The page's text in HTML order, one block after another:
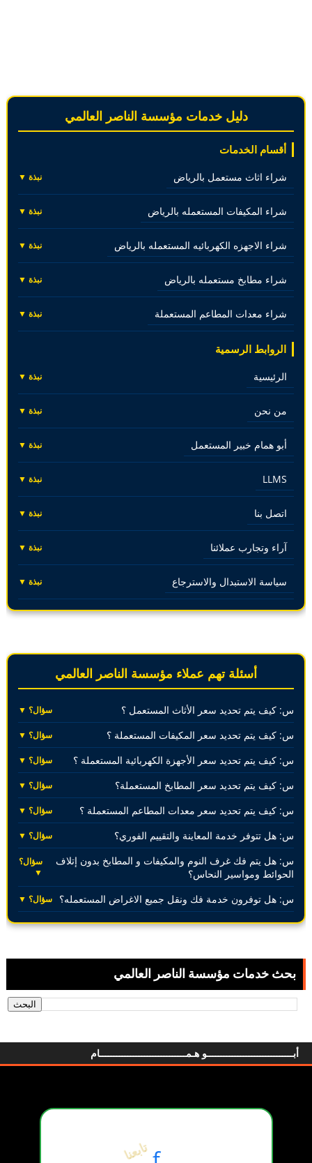
دليل خدمات مؤسسة الناصر العالمي
أقسام الخدمات
شراء اثاث مستعمل بالرياض نبذة ▼
شراء المكيفات المستعمله بالرياض نبذة ▼
شراء الاجهزه الكهربائيه المستعمله بالرياض نبذة ▼
شراء مطابخ مستعمله بالرياض نبذة ▼
شراء معدات المطاعم المستعملة نبذة ▼
الروابط الرسمية
الرئيسية نبذة ▼
من نحن نبذة ▼
أبو همام خبير المستعمل نبذة ▼
LLMS نبذة ▼
اتصل بنا نبذة ▼
آراء وتجارب عملائنا نبذة ▼
سياسة الاستبدال والاسترجاع نبذة ▼
أسئلة تهم عملاء مؤسسة الناصر العالمي
س: كيف يتم تحديد سعر الأثاث المستعمل ؟ سؤال؟ ▼
س: كيف يتم تحديد سعر المكيفات المستعملة ؟ سؤال؟ ▼
س: كيف يتم تحديد سعر الأجهزة الكهربائية المستعملة ؟ سؤال؟ ▼
س: كيف يتم تحديد سعر المطابخ المستعملة؟ سؤال؟ ▼
س: كيف يتم تحديد سعر معدات المطاعم المستعملة ؟ سؤال؟ ▼
س: هل تتوفر خدمة المعاينة والتقييم الفوري؟ سؤال؟ ▼
س: هل يتم فك غرف النوم والمكيفات و المطابخ بدون إتلاف
الحوائط ومواسير النحاس؟
سؤال؟
▼
س: هل توفرون خدمة فك ونقل جميع الاغراض المستعمله؟ سؤال؟ ▼
بحث خدمات مؤسسة الناصر العالمي
أبـــــــــــــــــــــــــــــــو هـمـــــــــــــــــــــــــــــــام
تابعنا